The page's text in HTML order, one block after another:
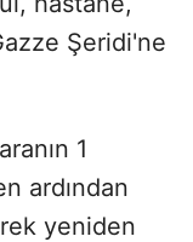
Şeridi'ne
1
ardından
yeniden